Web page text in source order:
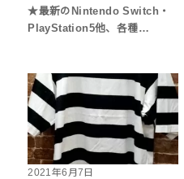
★最新のNintendo Switch・
PlayStation5他、各種…
2021年6月7日